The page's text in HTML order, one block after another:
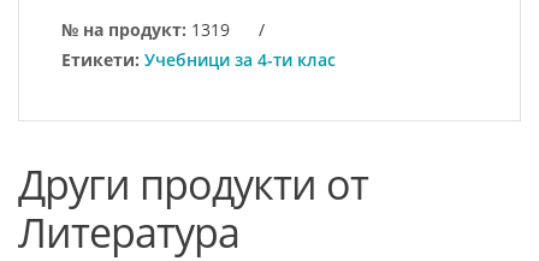
№ на продукт: 1319
/
Етикети: Учебници за 4-ти клас
Други продукти от
Литература